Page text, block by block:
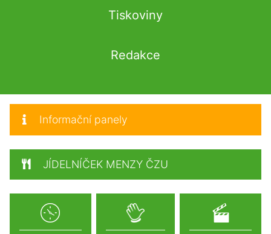
Tiskoviny
Redakce
Informační panely
JÍDELNÍČEK MENZY ČZU